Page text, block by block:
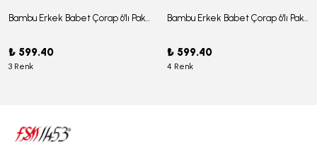
Bambu Erkek Babet Çorap 6'lı Paket - J-03
₺ 599.40
3 Renk
Bambu Erkek Babet Çorap 6'lı Paket -J-08
₺ 599.40
4 Renk